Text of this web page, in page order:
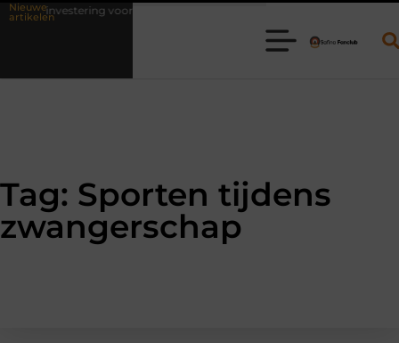
Nieuwe
artikelen
investering voor het leven
Tag: Sporten tijdens
zwangerschap